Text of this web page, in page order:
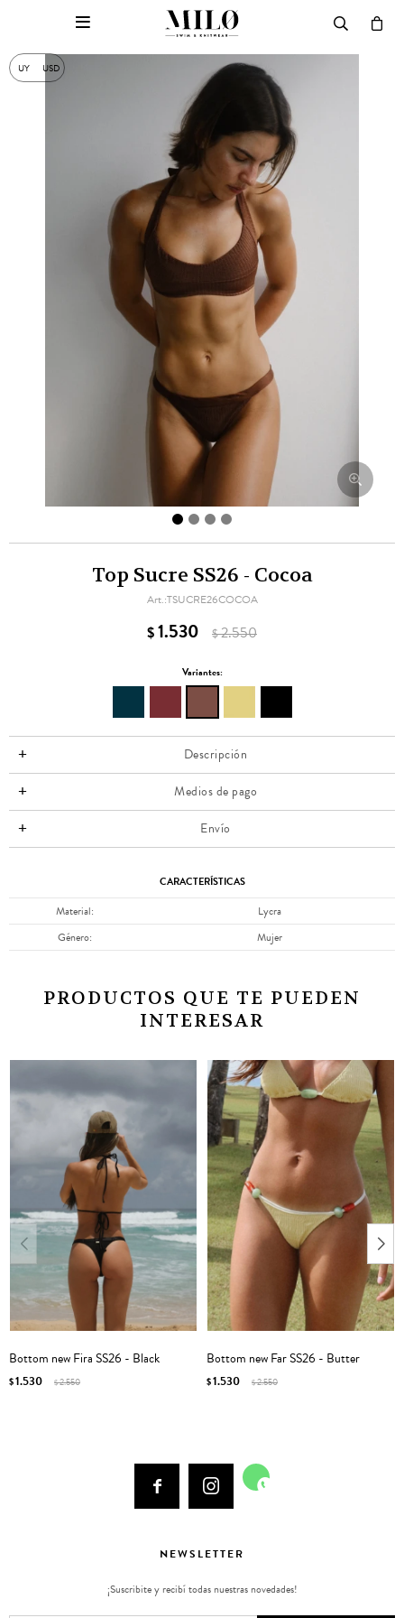
UY USD

Top Sucre SS26 - Cocoa
TSUCRE26COCOA
$1.530 $2.550
Variantes:
Descripción
Medios de pago
Envío
CARACTERÍSTICAS
Material
Lycra
Género
Mujer
PRODUCTOS QUE TE PUEDEN
INTERESAR
Bottom new Fira SS26 - Black
$1.530 $2.550
Bottom new Far SS26 - Butter
$1.530 $2.550
  
NEWSLETTER
¡Suscribite y recibí todas nuestras novedades!